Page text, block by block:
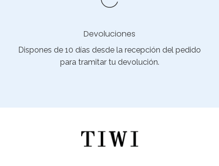
Devoluciones
Dispones de 10 días desde la recepción del pedido
para tramitar tu devolución.